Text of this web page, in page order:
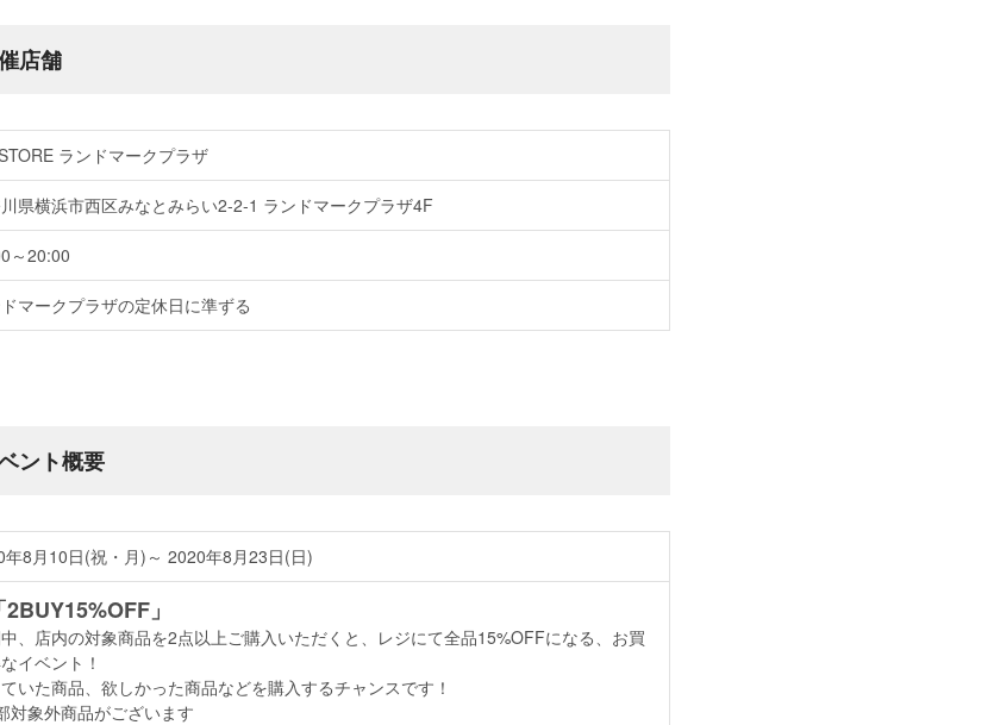
店舗
ランドマークプラザ
県横浜市西区みなとみらい2-2-1 ランドマークプラザ4F
～20:00
マークプラザの定休日に準ずる
ント概要
年8月10日(祝・月)～ 2020年8月23日(日)
2BUY15%OFF」
、店内の対象商品を2点以上ご購入いただくと、レジにて全品15%OFFになる、お買
イベント！
いた商品、欲しかった商品などを購入するチャンスです！
対象外商品がございます